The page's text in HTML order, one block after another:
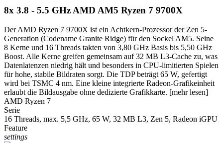
8x 3.8 - 5.5 GHz AMD AM5 Ryzen 7 9700X
Der AMD Ryzen 7 9700X ist ein Achtkern-Prozessor der Zen 5-
Generation (Codename Granite Ridge) für den Sockel AM5. Seine
8 Kerne und 16 Threads takten von 3,80 GHz Basis bis 5,50 GHz
Boost. Alle Kerne greifen gemeinsam auf 32 MB L3-Cache zu, was
Datenlatenzen niedrig hält und besonders in CPU-limitierten Spielen
für hohe, stabile Bildraten sorgt. Die TDP beträgt 65 W, gefertigt
wird bei TSMC 4 nm. Eine kleine integrierte Radeon-Grafikeinheit
erlaubt die Bildausgabe ohne dedizierte Grafikkarte. [mehr lesen]
AMD Ryzen 7
Serie
16 Threads, max. 5,5 GHz, 65 W, 32 MB L3, Zen 5, Radeon iGPU
Feature
settings